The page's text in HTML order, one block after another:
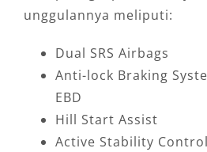
unggulannya meliputi:
Dual SRS Airbags
Anti-lock Braking
EBD
Hill Start Assist
Active Stability